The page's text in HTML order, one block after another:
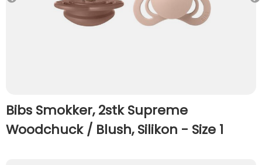
Bibs Smokker, 2stk Supreme
Woodchuck / Blush, Silikon - Size 1